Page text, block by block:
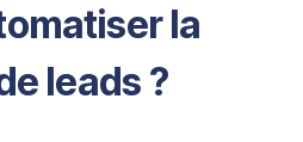
la
leads ?